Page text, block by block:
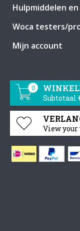
Hulpmiddelen
Woca testers/
Mijn account
0
Subtotaal
View